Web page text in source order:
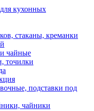
кухонных
стаканы, креманки
чайные
точилки
подставки под
чайники